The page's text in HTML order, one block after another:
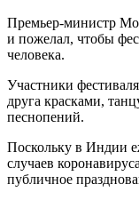
Премьер-министр
и пожелал, чтобы
человека.
Участники
друга красками,
песнопений.
Поскольку в Индии
случаев
публичное